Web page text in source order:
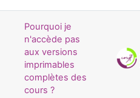
Pourquoi je
n'accède pas
aux versions
imprimables
complètes des
cours ?